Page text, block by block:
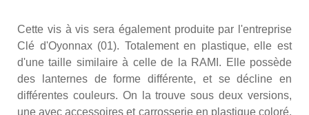
Cette vis à vis sera également produite par l'entreprise
Clé d'Oyonnax (01). Totalement en plastique, elle est
d'une taille similaire à celle de la RAMI. Elle possède
des lanternes de forme différente, et se décline en
différentes couleurs. On la trouve sous deux versions,
uneavec accessoires et carrosserie en plastique coloré,